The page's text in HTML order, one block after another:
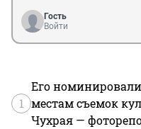
Гость
Войти
1
Его
местам съемок
Чухрая —